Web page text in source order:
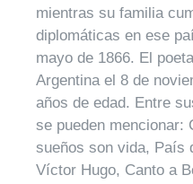
mientras su familia
diplomáticas en ese
mayo de 1866. El
Argentina el 8 de
años de edad. Entre
se pueden mencionar:
sueños son vida, País
Víctor Hugo, Canto a